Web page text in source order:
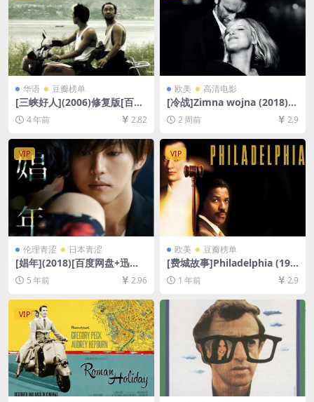
华语 豆瓣榜单
[三峡好人](2006)修复版[百度
网盘+迅雷云盘资源1080P超
清未删减][MP4/5.6GB][中文
字幕]
4 年前 2.82
欧美 高清电影
[冷战]Zimna wojna (2018)
[百度网盘+夸克网盘1080P超
清未删减资源][网盘在线播放/
下载][MP4/5.7GB][中文字幕]
2 周前 2.9
VIP
伦理青涩 日本青涩
[娼年](2018)[百度网盘+迅雷
云盘资源1080P超清未删减]
[MP4/7.3GB][日语中字]【手
和谐压缩包（含解压密码）】
5 年前 2.96
VIP
欧美 豆瓣榜单
[费城故事]Philadelphia (199
3)[百度网盘+夸克网盘1080P
超清未删减资源][网盘在线播
1 年前 2.9
VIP